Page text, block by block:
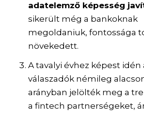
adatelemző képesség
sikerült még a bankoknak
megoldaniuk, fontossága
növekedett.
A tavalyi évhez képest idén
válaszadók némileg
arányban jelölték meg a
a fintech partnerségeket,